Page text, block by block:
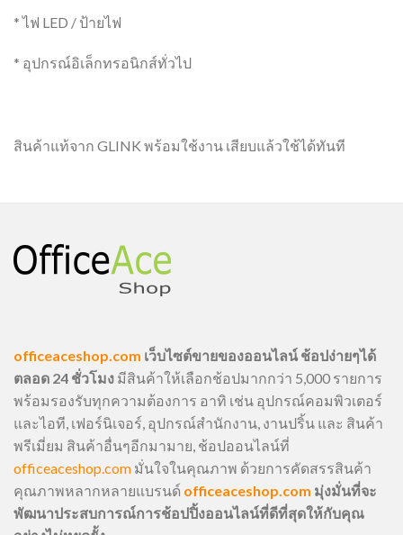
* ไฟ LED / ป้ายไฟ
* อุปกรณ์อิเล็กทรอนิกส์ทั่วไป
สินค้าแท้จาก GLINK พร้อมใช้งาน เสียบแล้วใช้ได้ทันที
officeaceshop.com เว็บไซต์ขายของออนไลน์ ช้อปง่ายๆได้
ตลอด 24 ชั่วโมง มีสินค้าให้เลือกช้อปมากกว่า 5,000 รายการ
พร้อมรองรับทุกความต้องการ อาทิ เช่น อุปกรณ์คอมพิวเตอร์
และไอที, เฟอร์นิเจอร์, อุปกรณ์สำนักงาน, งานปริ้น และ สินค้า
พรีเมี่ยม สินค้าอื่นๆอีกมามาย, ช้อปออนไลน์ที่
officeaceshop.com มั่นใจในคุณภาพ ด้วยการคัดสรรสินค้า
คุณภาพหลากหลายแบรนด์ officeaceshop.com มุ่งมั่นที่จะ
พัฒนาประสบการณ์การช้อปปิ้งออนไลน์ที่ดีที่สุดให้กับคุณ